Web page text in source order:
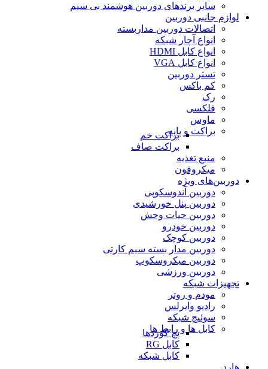
سایر برندهای دوربین هوشمند بی سیم
لوازم جانبی دوربین
اتصالات دوربین مداربسته
انواع آچار شبکه
انواع کابل HDMI
انواع کابل VGA
تستر دوربین
کم باکس
رک
فلکسی
ماوس
براکت و پایهبراکت خم
براکت صاف
منبع تغذیه
میکروفون
دوربین‌های ویژه
دوربین آندوسکوپی
دوربین پنل خورشیدی
دوربین حیات وحش
دوربین خودرو
دوربین کوچک
دوربین مدار بسته سیم کارتی
دوربین میکروسکوپ
دوربین ورزشی
تجهیزات شبکه
مودم و روتر
رادیو وایرلس
سوئیچ شبکه
کابل ها و رابط ها
پچ کوردها
کابل RG
کابل شبکه
هارد